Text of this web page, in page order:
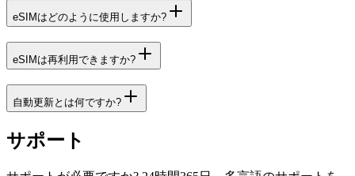
eSIMはどのように使用しますか?
eSIMは再利用できますか?
自動更新とは何ですか?
サポート